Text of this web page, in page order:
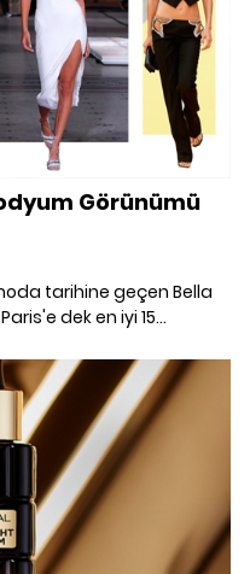
Görünümü
tarihine geçen Bella
dek en iyi 15